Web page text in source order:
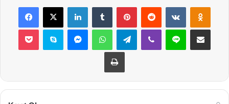
Facebook
X LinkedInTumblr PinterestReddit VKontakte
Pocket Skype MessengerWhatsAppTelegramViber Line E-Posta ile
Yazdır